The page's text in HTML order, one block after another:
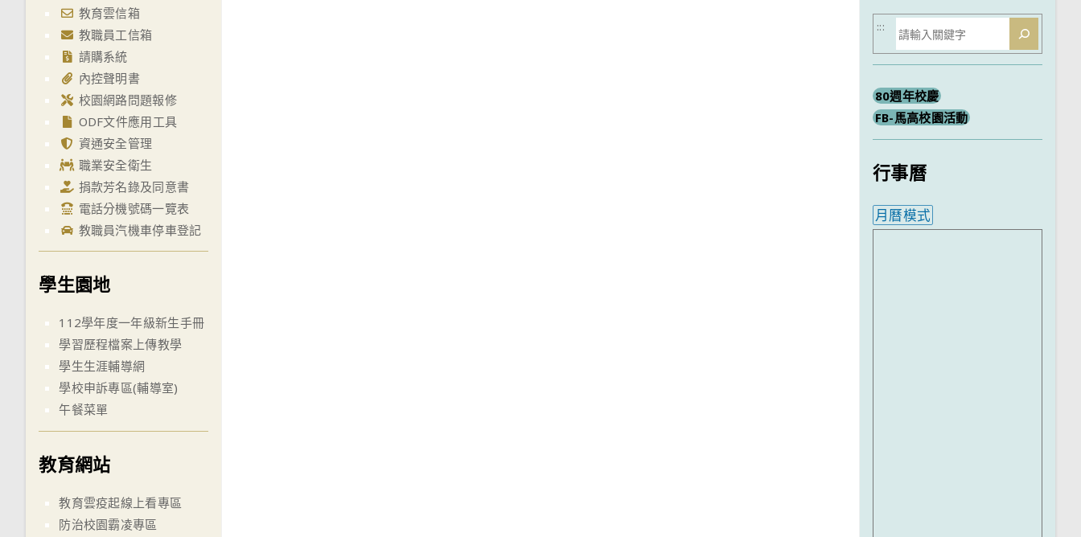
教育雲信箱
教職員工信箱
請購系統
內控聲明書
校園網路問題報修
ODF文件應用工具
資通安全管理
職業安全衛生
捐款芳名錄及同意書
電話分機號碼一覽表
教職員汽機車停車登記
學生園地
112學年度一年級新生手冊
學習歷程檔案上傳教學
學生生涯輔導網
學校申訴專區(輔導室)
午餐菜單
教育網站
教育雲疫起線上看專區
防治校園霸凌專區
搜
尋
:::
80週年校慶
FB-馬高校園活動
行事曆
月曆模式